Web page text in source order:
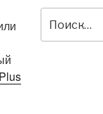
Искать: